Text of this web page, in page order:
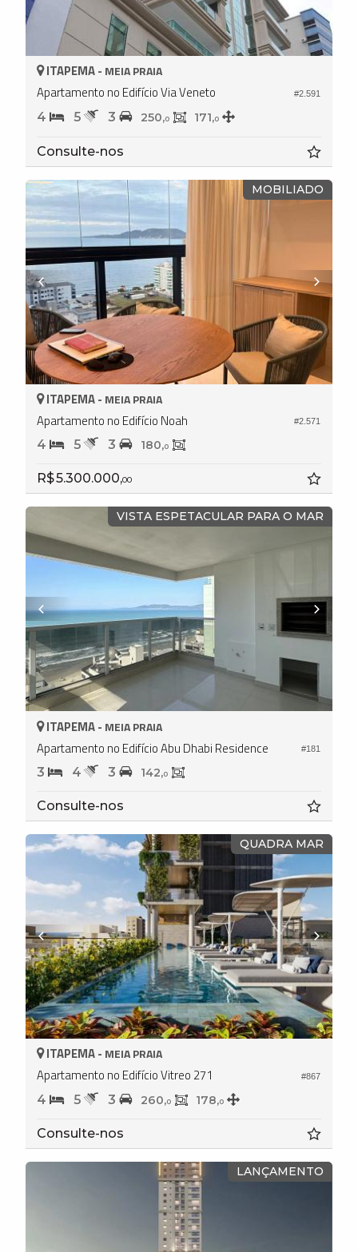
#2.591
ITAPEMA - MEIA PRAIA
Apartamento no Edifício Via Veneto
4 5 3 250,0 171,0
Consulte-nos
MOBILIADO
#2.571
ITAPEMA - MEIA PRAIA
Apartamento no Edifício Noah
4 5 3 180,0
R$ 5.300.000,00
VISTA ESPETACULAR PARA O MAR
#181
ITAPEMA - MEIA PRAIA
Apartamento no Edifício Abu Dhabi Residence
3 4 3 142,0
Consulte-nos
QUADRA MAR
#867
ITAPEMA - MEIA PRAIA
Apartamento no Edifício Vitreo 271
4 5 3 260,0 178,0
Consulte-nos
LANÇAMENTO